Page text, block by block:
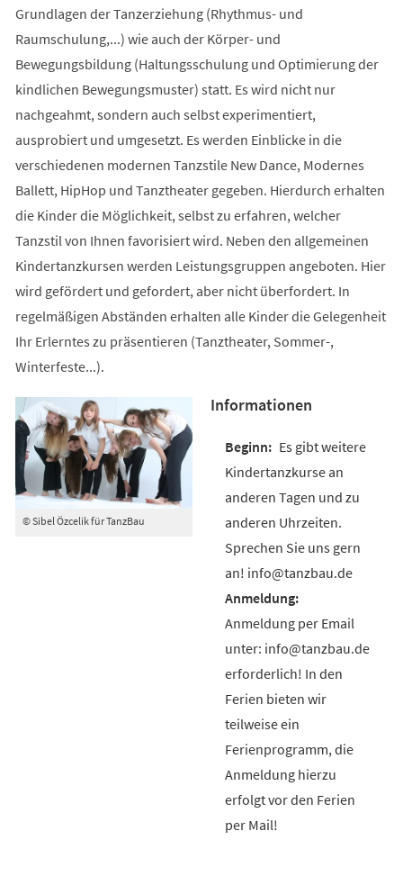
Grundlagen der Tanzerziehung (Rhythmus- und
Raumschulung,...) wie auch der Körper- und
Bewegungsbildung (Haltungsschulung und Optimierung der
kindlichen Bewegungsmuster) statt. Es wird nicht nur
nachgeahmt, sondern auch selbst experimentiert,
ausprobiert und umgesetzt. Es werden Einblicke in die
verschiedenen modernen Tanzstile New Dance, Modernes
Ballett, HipHop und Tanztheater gegeben. Hierdurch erhalten
die Kinder die Möglichkeit, selbst zu erfahren, welcher
Tanzstil von Ihnen favorisiert wird. Neben den allgemeinen
Kindertanzkursen werden Leistungsgruppen angeboten. Hier
wird gefördert und gefordert, aber nicht überfordert. In
regelmäßigen Abständen erhalten alle Kinder die Gelegenheit
Ihr Erlerntes zu präsentieren (Tanztheater, Sommer-,
Winterfeste...).
© Sibel Özcelik für TanzBau
Informationen
Es gibt weitere
Kindertanzkurse an
anderen Tagen und zu
anderen Uhrzeiten.
Sprechen Sie uns gern
an! info@tanzbau.de
Anmeldung per Email
unter: info@tanzbau.de
erforderlich! In den
Ferien bieten wir
teilweise ein
Ferienprogramm, die
Anmeldung hierzu
erfolgt vor den Ferien
per Mail!